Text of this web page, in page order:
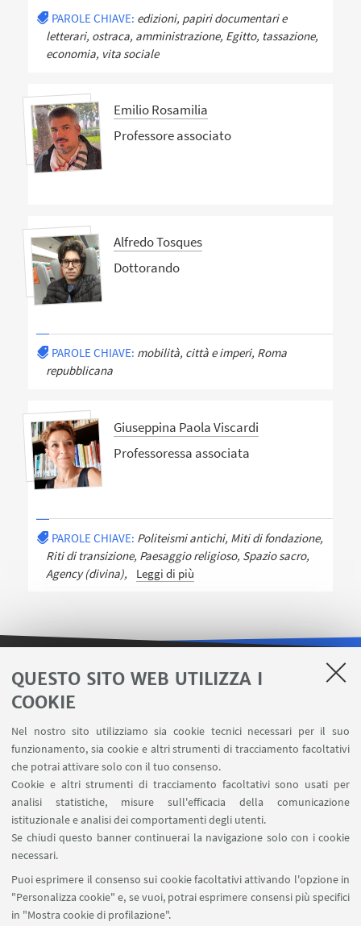
QUESTO SITO WEB UTILIZZA I
COOKIE
Nel nostro sito utilizziamo sia cookie tecnici necessari per il suo
funzionamento, sia cookie e altri strumenti di tracciamento facoltativi
che potrai attivare solo con il tuo consenso.
Cookie e altri strumenti di tracciamento facoltativi sono usati per
analisi statistiche, misure sull'efficacia della comunicazione
istituzionale e analisi dei comportamenti degli utenti.
Se chiudi questo banner continuerai la navigazione solo con i cookie
necessari.
Puoi esprimere il consenso sui cookie facoltativi attivando l'opzione in
"Personalizza cookie" e, se vuoi, potrai esprimere consensi più specifici
in "Mostra cookie di profilazione".
PAROLE CHIAVE: edizioni, papiri documentari e
letterari, ostraca, amministrazione, Egitto, tassazione,
economia, vita sociale
Emilio Rosamilia
Professore associato
Alfredo Tosques
Dottorando
PAROLE CHIAVE: mobilità, città e imperi, Roma
repubblicana
Giuseppina Paola Viscardi
Professoressa associata
PAROLE CHIAVE: Politeismi antichi, Miti di fondazione,
Riti di transizione, Paesaggio religioso, Spazio sacro,
Agency (divina),
Leggi di più
LINK UTILI
Contatti
Carta dei servizi
SEGUI IL DIPARTIMENTO SU:
SEGUI UNIBO SU: